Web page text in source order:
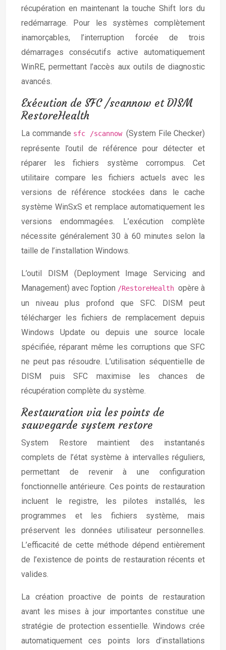
récupération en maintenant la touche Shift lors du
redémarrage. Pour les systèmes complètement
inamorçables, l’interruption forcée de trois
démarrages consécutifs active automatiquement
WinRE, permettant l’accès aux outils de diagnostic
avancés.
Exécution de SFC /scannow et DISM
RestoreHealth
La commande sfc /scannow (System File Checker)
représente l’outil de référence pour détecter et
réparer les fichiers système corrompus. Cet
utilitaire compare les fichiers actuels avec les
versions de référence stockées dans le cache
système WinSxS et remplace automatiquement les
versions endommagées. L’exécution complète
nécessite généralement 30 à 60 minutes selon la
taille de l’installation Windows.
L’outil DISM (Deployment Image Servicing and
Management) avec l’option /RestoreHealth opère à
un niveau plus profond que SFC. DISM peut
télécharger les fichiers de remplacement depuis
Windows Update ou depuis une source locale
spécifiée, réparant même les corruptions que SFC
ne peut pas résoudre. L’utilisation séquentielle de
DISM puis SFC maximise les chances de
récupération complète du système.
Restauration via les points de
sauvegarde system restore
System Restore maintient des instantanés
complets de l’état système à intervalles réguliers,
permettant de revenir à une configuration
fonctionnelle antérieure. Ces points de restauration
incluent le registre, les pilotes installés, les
programmes et les fichiers système, mais
préservent les données utilisateur personnelles.
L’efficacité de cette méthode dépend entièrement
de l’existence de points de restauration récents et
valides.
La création proactive de points de restauration
avant les mises à jour importantes constitue une
stratégie de protection essentielle. Windows crée
automatiquement ces points lors d’installations